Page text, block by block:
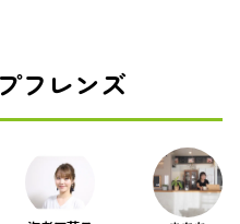
フレンズ